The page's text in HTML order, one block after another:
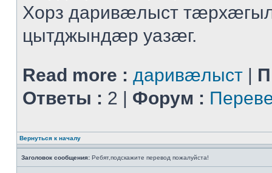
Хорз даривæлыст
цытджындæр уазæг.
Read more : даривæлыст |
Ответы : 2 | Форум :
Вернуться к началу
Заголовок сообщения: Ребят,подскажите перевод пожалуйста!